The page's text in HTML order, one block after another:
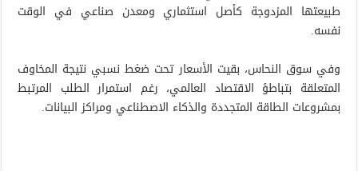
طبيعتها المزدوجة كأصل استثماري ومعدن صناعي في الوقت
نفسه.
وفي سوق النحاس، بقيت الأسعار تحت ضغط نسبي نتيجة المخاوف
المتعلقة بتباطؤ الاقتصاد العالمي، رغم استمرار الطلب المرتبط
بمشروعات الطاقة المتجددة والذكاء الاصطناعي ومراكز البيانات.